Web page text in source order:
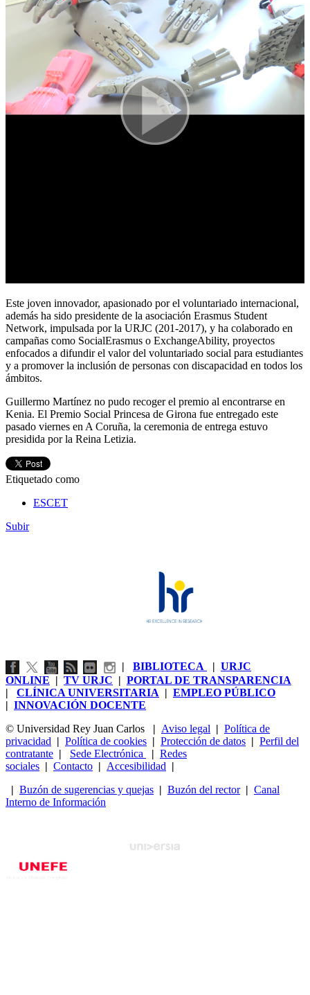
Este joven innovador, apasionado por el voluntariado internacional,
además ha sido presidente de la asociación Erasmus Student
Network, impulsada por la URJC (201-2017), y ha colaborado en
campañas como SocialErasmus o ExchangeAbility, proyectos
enfocados a difundir el valor del voluntariado social para estudiantes
y a promover la inclusión de personas con discapacidad en todos los
ámbitos.
Guillermo Martínez no pudo recoger el premio al encontrarse en
Kenia. El Premio Social Princesa de Girona fue entregado este
pasado viernes en A Coruña, la ceremonia de entrega estuvo
presidida por la Reina Letizia.
Etiquetado como
ESCET
Subir
| BIBLIOTECA | URJC
ONLINE | TV URJC | PORTAL DE TRANSPARENCIA
| CLÍNICA UNIVERSITARIA | EMPLEO PÚBLICO
| INNOVACIÓN DOCENTE
© Universidad Rey Juan Carlos
| Aviso legal | Política de
privacidad | Política de cookies | Protección de datos | Perfil del
contratante | Sede Electrónica | Redes
sociales | Contacto | Accesibilidad |
| Buzón de sugerencias y quejas | Buzón del rector| Canal
Interno de Información